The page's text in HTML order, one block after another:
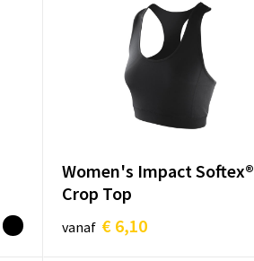
Women's Impact Softex®
Crop Top
vanaf € 6,10